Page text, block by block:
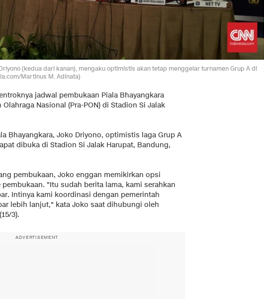
(kedua dari kanan), mengaku optimistis akan tetap menggelar turnamen Grup A di
Martinus M. Adinata)
jadwal pembukaan Piala Bhayangkara
Nasional (Pra-PON) di Stadion Si Jalak
Bhayangkara, Joko Driyono, optimistis laga Grup A
dibuka di Stadion Si Jalak Harupat, Bandung,
pembukaan, Joko enggan memikirkan opsi
"Itu sudah berita lama, kami serahkan
Intinya kami koordinasi dengan pemerintah
lebih lanjut," kata Joko saat dihubungi oleh
3).
ADVERTISEMENT